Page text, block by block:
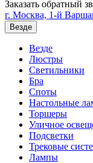
Заказать обратный
г. Москва, 1-й
Везде
Везде
Люстры
Светильники
Бра
Споты
Настольные
Торшеры
Уличное
Подсветки
Трековые
Лампы